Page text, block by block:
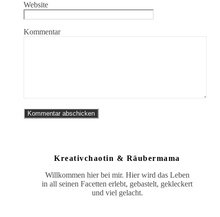
Website
Kommentar
Kreativchaotin & Räubermama
Willkommen hier bei mir. Hier wird das Leben
in all seinen Facetten erlebt, gebastelt, gekleckert
und viel gelacht.